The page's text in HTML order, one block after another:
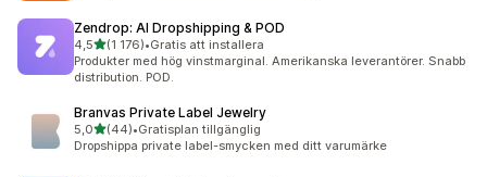
Zendrop: AI Dropshipping & POD
4,5av 5 stjärnor
(1 176)
1176 recensioner totalt
•Gratis att installera
Produkter med hög vinstmarginal. Amerikanska leverantörer. Snabb
distribution. POD.
Branvas Private Label Jewelry
5,0av 5 stjärnor
(44)
44 recensioner totalt
•Gratisplan tillgänglig
Dropshippa private label-smycken med ditt varumärke